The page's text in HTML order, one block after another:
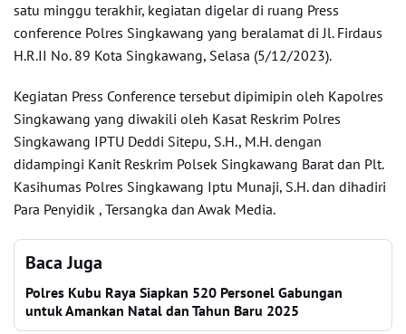
satu minggu terakhir, kegiatan digelar di ruang Press
conference Polres Singkawang yang beralamat di Jl. Firdaus
H.R.II No. 89 Kota Singkawang, Selasa (5/12/2023).
Kegiatan Press Conference tersebut dipimipin oleh Kapolres
Singkawang yang diwakili oleh Kasat Reskrim Polres
Singkawang IPTU Deddi Sitepu, S.H., M.H. dengan
didampingi Kanit Reskrim Polsek Singkawang Barat dan Plt.
Kasihumas Polres Singkawang Iptu Munaji, S.H. dan dihadiri
Para Penyidik , Tersangka dan Awak Media.
Baca Juga
Polres Kubu Raya Siapkan 520 Personel Gabungan
untuk Amankan Natal dan Tahun Baru 2025